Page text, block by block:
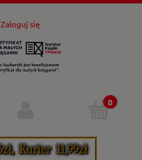
Zaloguj się